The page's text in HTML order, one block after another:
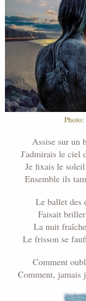
c
u
s
n
Assise sur un
J'admirais le ciel
Je fixais le
Ensemble ils
Le ballet des
Faisait
La nuit
Le frisson se
Comment
Comment, jamais